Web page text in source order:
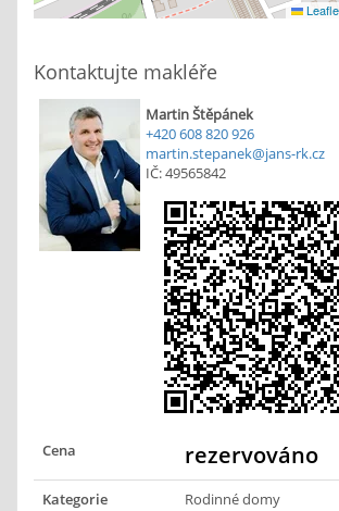
Kontaktujte makléře
Martin Štěpánek
+420 608 820 926
martin.stepanek@jans-rk.cz
IČ: 49565842
Cena rezervováno
Kategorie
Rodinné domy